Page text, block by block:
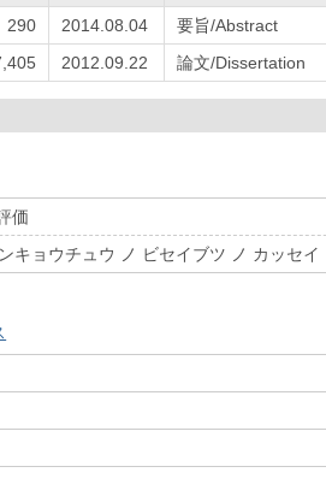
290 2014.08.04
要旨/Abstract
2012.09.22 論文/Dissertation
価
キョウチュウ ノ ビセイブツ ノ カッセイ